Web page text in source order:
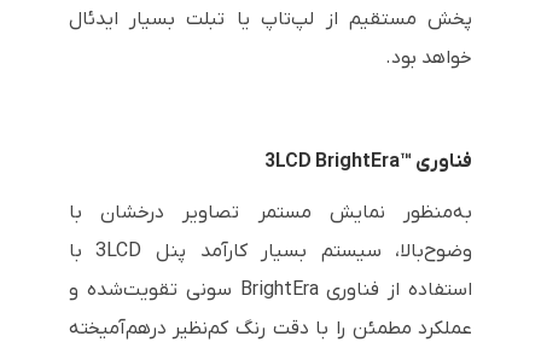
پخش مستقیم از لپ‌تاپ یا تبلت بسیار ایدئال
خواهد بود.
فناوری 3LCD BrightEra™
به‌منظور نمایش مستمر تصاویر درخشان با
وضوح‌بالا، سیستم بسیار کارآمد پنل 3LCDبا
استفاده از فناوریBrightEra سونی تقویت‌شده و
عملکرد مطمئن را با دقت رنگ کم‌نظیر درهم‌آمیخته